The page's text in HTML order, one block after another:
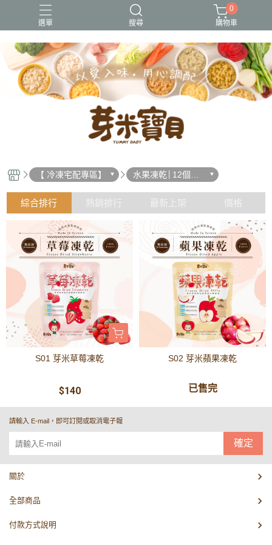
選單 搜尋
冷凍出貨 冷凍常溫出貨 常溫出貨 無調味 熱銷好評
0
購物車
【 冷凍宅配專區】
水果凍乾│12個月
以上(隨冷凍出貨)
綜合排行 熱銷排行 最新上架 價格
S01 芽米草莓凍乾
$140
S02 芽米蘋果凍乾
已售完
請輸入 E-mail，即可訂閱或取消電子報
確定
關於
全部商品
付款方式說明